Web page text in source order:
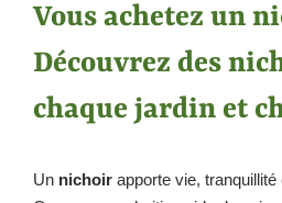
Vous achetez un
Découvrez des
chaque jardin et
Un nichoir apporte vie,